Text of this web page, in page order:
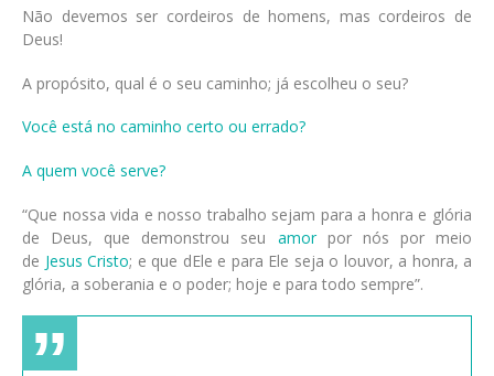
Não devemos ser cordeiros de homens, mas cordeiros de
Deus!
A propósito, qual é o seu caminho; já escolheu o seu?
Você está no caminho certo ou errado?
A quem você serve?
“Que nossa vida e nosso trabalho sejam para a honra e glória
de Deus, que demonstrou seu amorpor nós por meio
de Jesus Cristo; e que dEle e para Ele seja o louvor, a honra, a
glória, a soberania e o poder; hoje e para todo sempre”.